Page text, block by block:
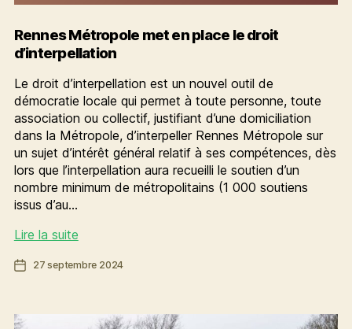
Rennes Métropole met en place le droit
d’interpellation
Le droit d’interpellation est un nouvel outil de
démocratie locale qui permet à toute personne, toute
association ou collectif, justifiant d’une domiciliation
dans la Métropole, d’interpeller Rennes Métropole sur
un sujet d’intérêt général relatif à ses compétences, dès
lors que l’interpellation aura recueilli le soutien d’un
nombre minimum de métropolitains (1 000 soutiens
issus d’au…
Lire la suiteRennes
met
Date27 septembre 2024